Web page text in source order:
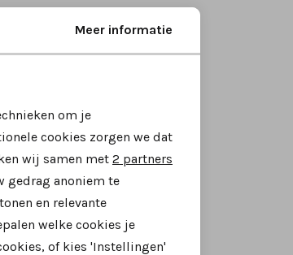
Marketing cookies
Meer informatie
om je
cookies zorgen we dat
wij samen met 2 partners
gedrag anoniem te
en relevante
welke cookies je
of kies 'Instellingen'